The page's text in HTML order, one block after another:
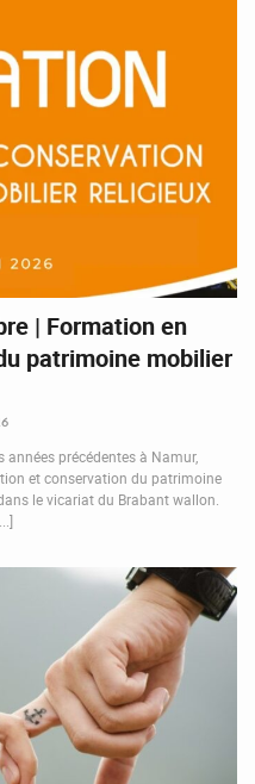
| Formation en
patrimoine mobilier
précédentes à Namur,
et conservation du patrimoine
le vicariat du Brabant wallon.